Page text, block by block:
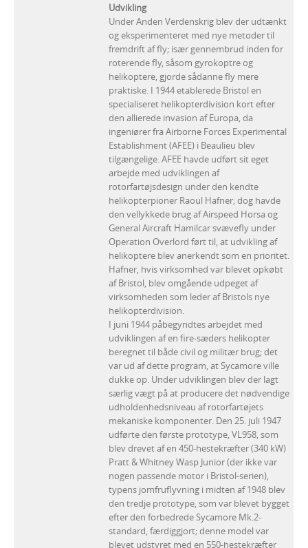
Udvikling
Under Anden Verdenskrig blev der udtænkt
og eksperimenteret med nye metoder til
fremdrift af fly; især gennembrud inden for
roterende fly, såsom gyrokoptre og
helikoptere, gjorde sådanne fly mere
praktiske. I 1944 etablerede Bristol en
specialiseret helikopterdivision kort efter
den allierede invasion af Europa, da
ingeniører fra Airborne Forces Experimental
Establishment (AFEE) i Beaulieu blev
tilgængelige. AFEE havde udført sit eget
arbejde med udviklingen af
rotorfartøjsdesign under den kendte
helikopterpioner Raoul Hafner; dog havde
den vellykkede brug af Airspeed Horsa og
General Aircraft Hamilcar svævefly under
Operation Overlord ført til, at udvikling af
helikoptere blev anerkendt som en prioritet.
Hafner, hvis virksomhed var blevet opkøbt
af Bristol, blev omgående udpeget af
virksomheden som leder af Bristols nye
helikopterdivision.
I juni 1944 påbegyndtes arbejdet med
udviklingen af en fire-sæders helikopter
beregnet til både civil og militær brug; det
var ud af dette program, at Sycamore ville
dukke op. Under udviklingen blev der lagt
særlig vægt på at producere det nødvendige
udholdenhedsniveau af rotorfartøjets
mekaniske komponenter. Den 25. juli 1947
udførte den første prototype, VL958, som
blev drevet af en 450-hestekræfter (340 kW)
Pratt & Whitney Wasp Junior (der ikke var
nogen passende motor i Bristol-serien),
typens jomfruflyvning i midten af 1948 blev
den tredje prototype, som var blevet bygget
efter den forbedrede Sycamore Mk.2-
standard, færdiggjort; denne model var
blevet udstyret med en 550-hestekræfter